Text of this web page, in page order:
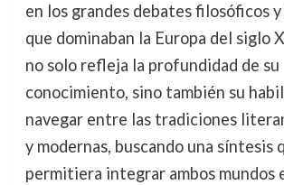
en los grandes debates filosóficos
que dominaban la Europa del siglo
no solo refleja la profundidad de su
conocimiento, sino también su
navegar entre las tradiciones
y modernas, buscando una síntesis
permitiera integrar ambos mundos